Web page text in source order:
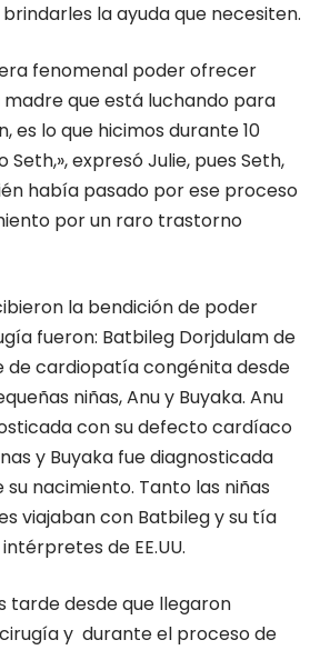
la ayuda que necesiten.
era fenomenal poder ofrecer
que está luchando para
es lo que hicimos durante 10
Seth,», expresó Julie, pues Seth,
había pasado por ese proceso
por un raro trastorno
la bendición de poder
fueron: Batbileg Dorjdulam de
de cardiopatía congénita desde
niñas, Anu y Buyaka. Anu
con su defecto cardíaco
y Buyaka fue diagnosticada
su nacimiento. Tanto las niñas
viajaban con Batbileg y su tía
de EE.UU.
tarde desde que llegaron
y durante el proceso de